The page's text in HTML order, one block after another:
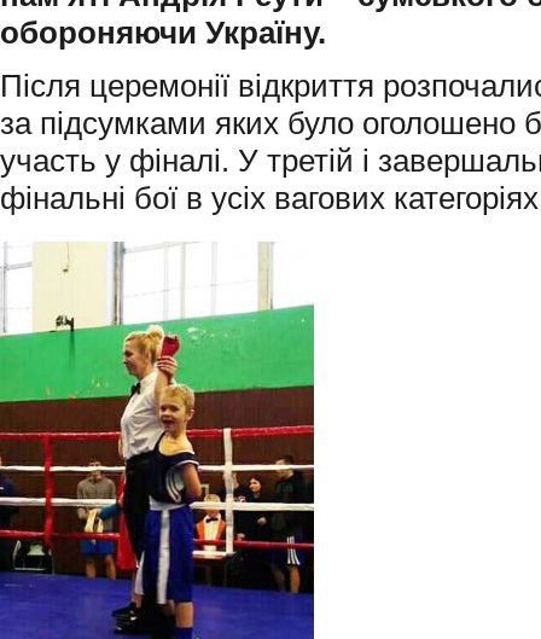
обороняючи Україну.
Після церемонії відкриття
за підсумками яких було оголошено
участь у фіналі. У третій і
фінальні бої в усіх вагових